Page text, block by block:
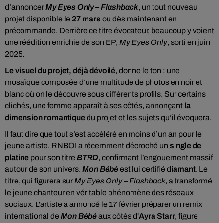
d’annoncerMy Eyes Only – Flashback, un tout nouveau
projet disponible le 27 mars ou dès maintenant en
précommande. Derrière ce titre évocateur, beaucoup y voient
une réédition enrichie de son EP, My Eyes Only, sorti en juin
2025.
Le visuel du projet, déjà dévoilé, donne le ton : une
mosaïque composée d’une multitude de photos en noir et
blanc où on le découvre sous différents profils. Sur certains
clichés, une femme apparaît à ses côtés, annonçant la
dimension romantiquedu projet et les sujets qu’il évoquera.
Il faut dire que tout s’est accéléré en moins d’un an pour le
jeune artiste. RNBOI a récemment décroché un single de
platine pour son titre BTRD, confirmant l’engouement massif
autour de son univers. Mon Bébéest lui certifié diamant. Le
titre, qui figurera sur My Eyes Only – Flashback, a transformé
le jeune chanteur en véritable phénomène des réseaux
sociaux. L'artiste a annoncé le 17 février préparer un remix
international de Mon Bébéaux côtés d'Ayra Starr, figure